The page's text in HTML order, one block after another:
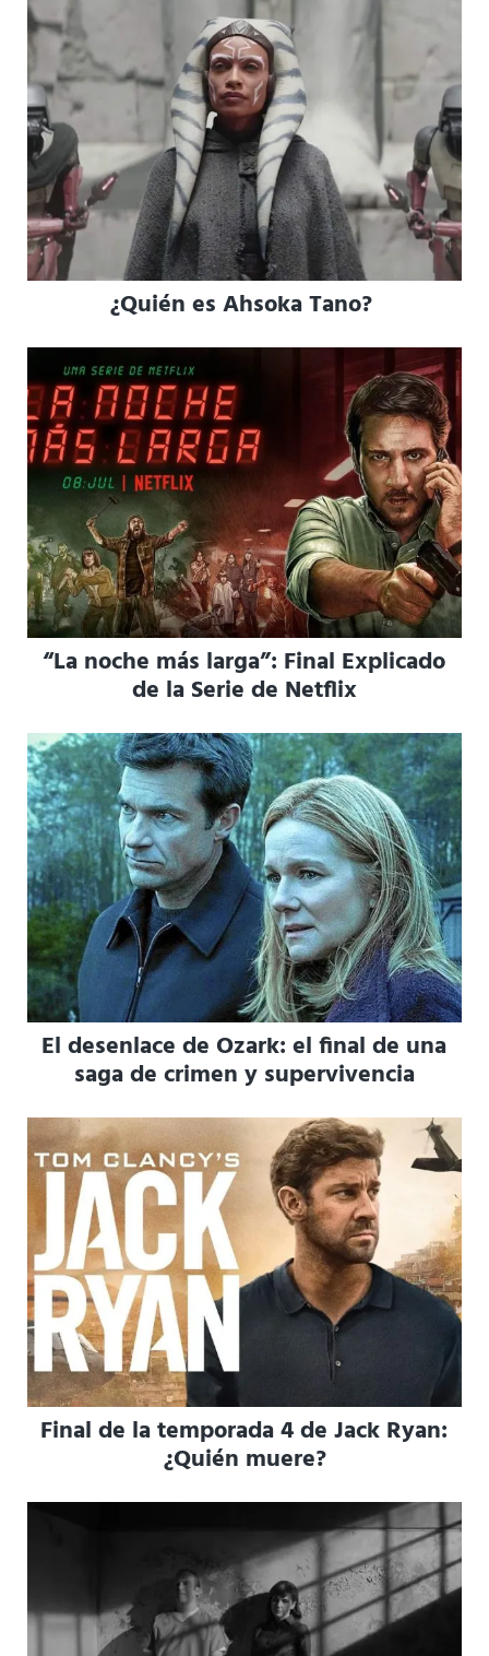
¿Quién es Ahsoka Tano?
“La noche más larga”: Final Explicado
de la Serie de Netflix
El desenlace de Ozark: el final de una
saga de crimen y supervivencia
Final de la temporada 4 de Jack Ryan:
¿Quién muere?